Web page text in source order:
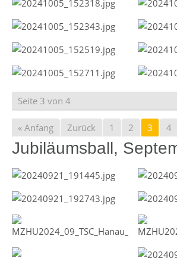
Seite 3 von 4
« Anfang Zurück 1 2 3 4
Jubiläumsball,